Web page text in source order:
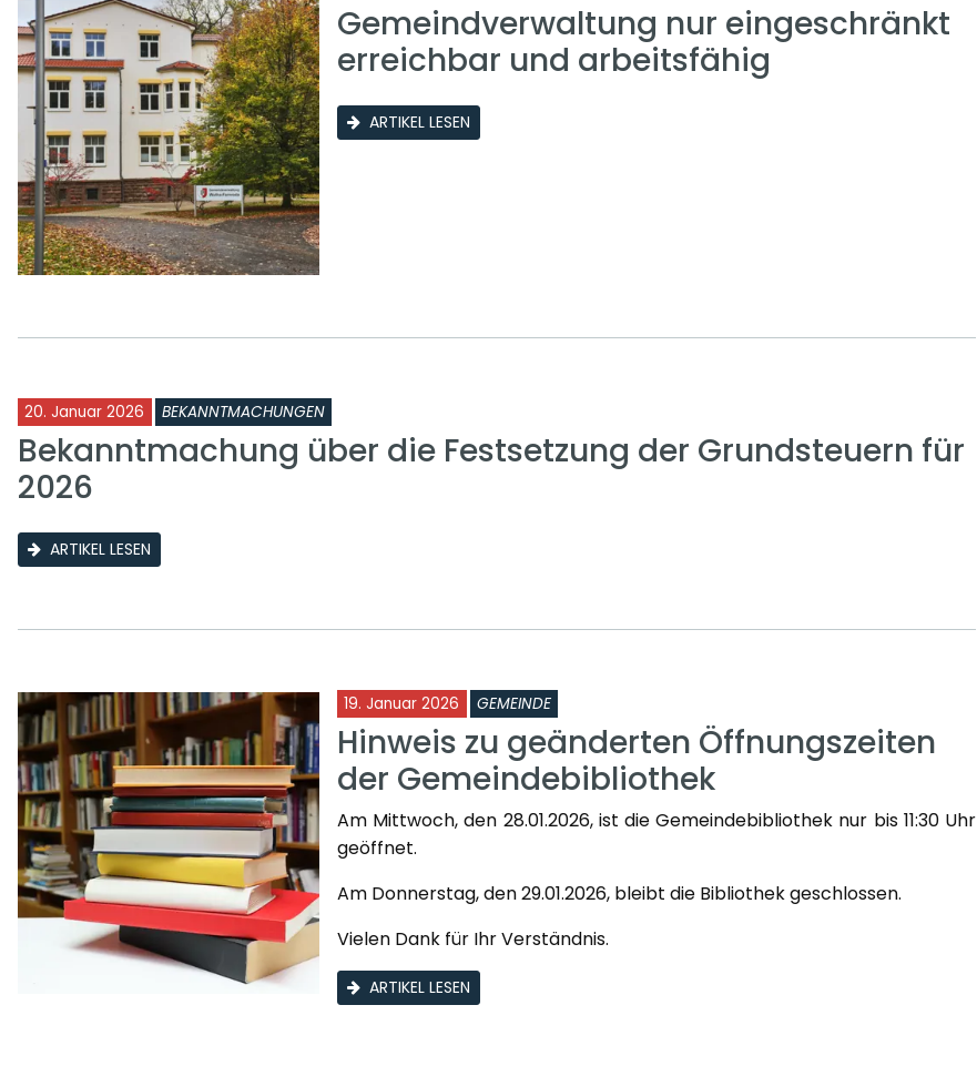
Gemeindverwaltung nur eingeschränkt
erreichbar und arbeitsfähig
ARTIKEL LESEN
20. Januar 2026 BEKANNTMACHUNGEN
Bekanntmachung über die Festsetzung der Grundsteuern für
2026
ARTIKEL LESEN
19. Januar 2026 GEMEINDE
Hinweis zu geänderten Öffnungszeiten
der Gemeindebibliothek
Am Mittwoch, den 28.01.2026, ist die Gemeindebibliothek nur bis 11:30 Uhr
geöffnet.
Am Donnerstag, den 29.01.2026, bleibt die Bibliothek geschlossen.
Vielen Dank für Ihr Verständnis.
ARTIKEL LESEN